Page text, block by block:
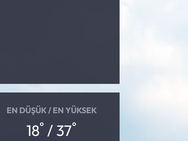
EN DÜŞÜK / EN YÜKSEK
18° / 37°